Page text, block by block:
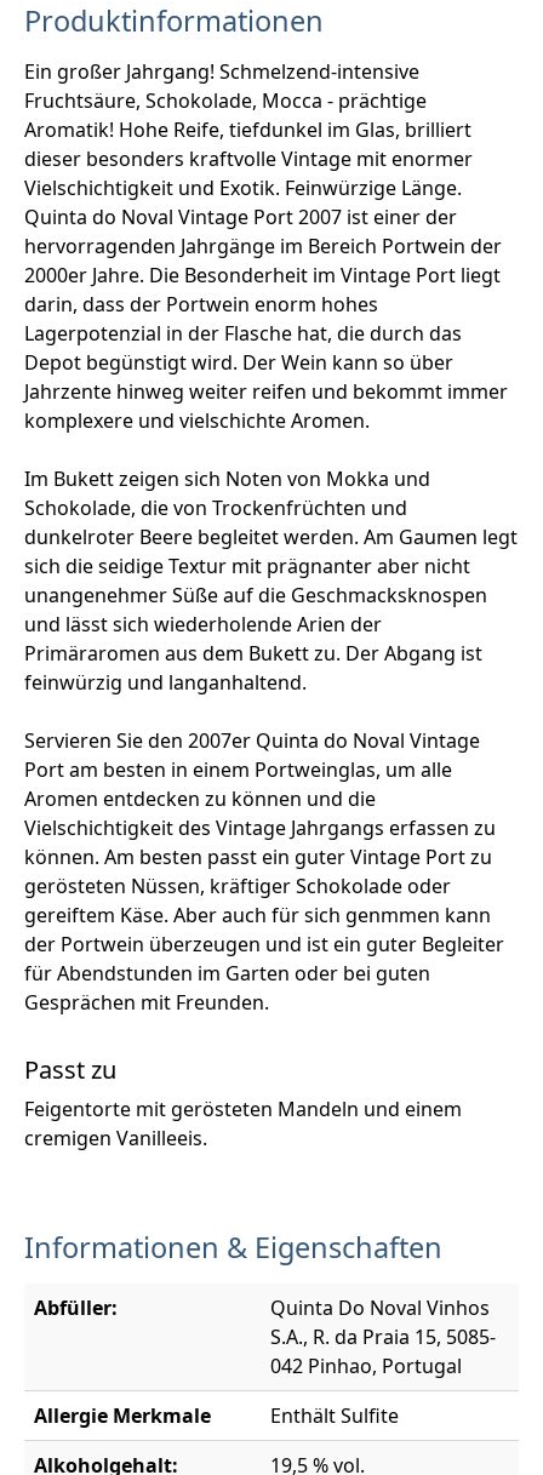
Produktinformationen
Ein großer Jahrgang! Schmelzend-intensive
Fruchtsäure, Schokolade, Mocca - prächtige
Aromatik! Hohe Reife, tiefdunkel im Glas, brilliert
dieser besonders kraftvolle Vintage mit enormer
Vielschichtigkeit und Exotik. Feinwürzige Länge.
Quinta do Noval Vintage Port 2007 ist einer der
hervorragenden Jahrgänge im Bereich Portwein der
2000er Jahre. Die Besonderheit im Vintage Port liegt
darin, dass der Portwein enorm hohes
Lagerpotenzial in der Flasche hat, die durch das
Depot begünstigt wird. Der Wein kann so über
Jahrzente hinweg weiter reifen und bekommt immer
komplexere und vielschichte Aromen.
Im Bukett zeigen sich Noten von Mokka und
Schokolade, die von Trockenfrüchten und
dunkelroter Beere begleitet werden. Am Gaumen legt
sich die seidige Textur mit prägnanter aber nicht
unangenehmer Süße auf die Geschmacksknospen
und lässt sich wiederholende Arien der
Primäraromen aus dem Bukett zu. Der Abgang ist
feinwürzig und langanhaltend.
Servieren Sie den 2007er Quinta do Noval Vintage
Port am besten in einem Portweinglas, um alle
Aromen entdecken zu können und die
Vielschichtigkeit des Vintage Jahrgangs erfassen zu
können. Am besten passt ein guter Vintage Port zu
gerösteten Nüssen, kräftiger Schokolade oder
gereiftem Käse. Aber auch für sich genmmen kann
der Portwein überzeugen und ist ein guter Begleiter
für Abendstunden im Garten oder bei guten
Gesprächen mit Freunden.
Passt zu
Feigentorte mit gerösteten Mandeln und einem
cremigen Vanilleeis.
Informationen & Eigenschaften
Abfüller:
Quinta Do Noval Vinhos
S.A., R. da Praia 15, 5085-
042 Pinhao, Portugal
Allergie Merkmale
Enthält Sulfite
Alkoholgehalt:
19,5 % vol.